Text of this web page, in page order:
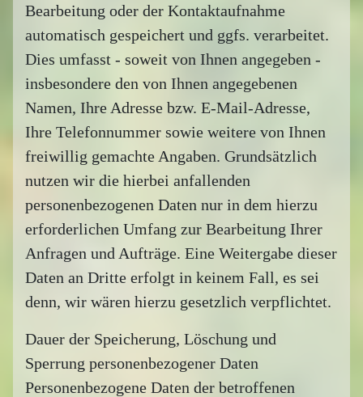
Bearbeitung oder der Kontaktaufnahme
automatisch gespeichert und ggfs. verarbeitet.
Dies umfasst - soweit von Ihnen angegeben -
insbesondere den von Ihnen angegebenen
Namen, Ihre Adresse bzw. E-Mail-Adresse,
Ihre Telefonnummer sowie weitere von Ihnen
freiwillig gemachte Angaben. Grundsätzlich
nutzen wir die hierbei anfallenden
personenbezogenen Daten nur in dem hierzu
erforderlichen Umfang zur Bearbeitung Ihrer
Anfragen und Aufträge. Eine Weitergabe dieser
Daten an Dritte erfolgt in keinem Fall, es sei
denn, wir wären hierzu gesetzlich verpflichtet.
Dauer der Speicherung, Löschung und
Sperrung personenbezogener Daten
Personenbezogene Daten der betroffenen